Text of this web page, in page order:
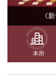
《
本所